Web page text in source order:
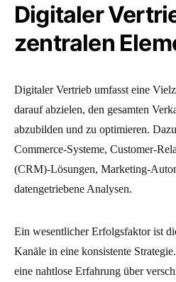
Digitaler
zentralen
Digitaler Vertrieb umfasst eine
darauf abzielen, den gesamten
abzubilden und zu optimieren.
Commerce-Systeme, Customer-
(CRM)-Lösungen, Marketing-
datengetriebene Analysen.
Ein wesentlicher Erfolgsfaktor ist
Kanäle in eine konsistente
eine nahtlose Erfahrung über